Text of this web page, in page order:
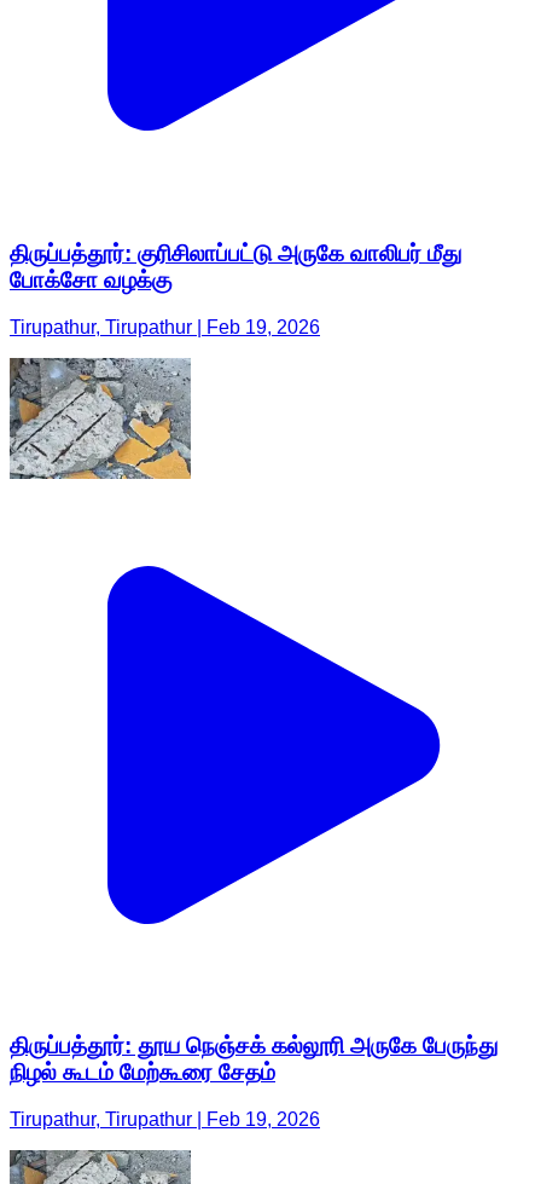
திருப்பத்தூர்: குரிசிலாப்பட்டு அருகே வாலிபர் மீது
போக்சோ வழக்கு
Tirupathur, Tirupathur | Feb 19, 2026
திருப்பத்தூர்: தூய நெஞ்சக் கல்லூரி அருகே பேருந்து
நிழல் கூடம் மேற்கூரை சேதம்
Tirupathur, Tirupathur | Feb 19, 2026